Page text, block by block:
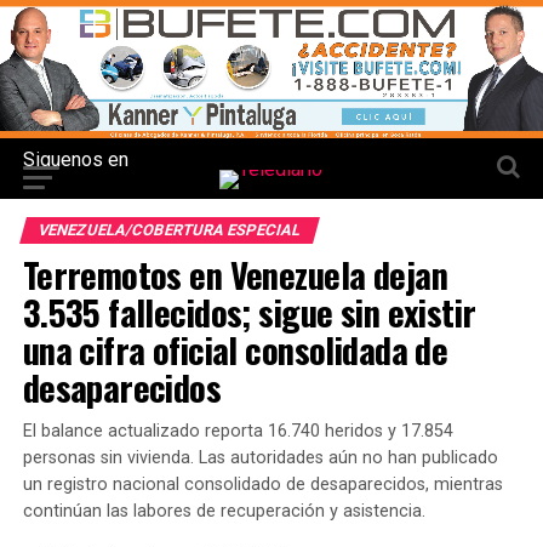
Siguenos en
VENEZUELA/COBERTURA ESPECIAL
Terremotos en Venezuela dejan
3.535 fallecidos; sigue sin existir
una cifra oficial consolidada de
desaparecidos
El balance actualizado reporta 16.740 heridos y 17.854
personas sin vivienda. Las autoridades aún no han publicado
un registro nacional consolidado de desaparecidos, mientras
continúan las labores de recuperación y asistencia.